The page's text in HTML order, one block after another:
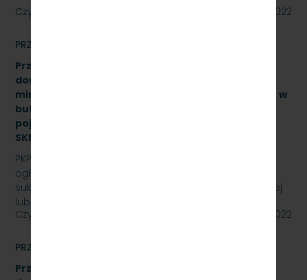
Czytaj dalej
08 sierpnia 2022
PRZETARGI
Przetarg nieograniczony na zakup i sukcesywne
dostawy naturalnej wody pitnej (źródlanej lub
mineralnej – nisko lub średnio zmineralizowanej), w
butelkach bezzwrotnych, plastikowych, o
pojemności 0,5 l., 1,5 l. – gazowanej i niega., znak:
SKMMU.086.47.22.
PKP SZYBKA KOLEJ MIEJSKA W TRÓJMIEŚCIE Sp. z o.o.
ogłasza przetarg nieograniczony na zakup i
sukcesywne dostawy naturalnej wody pitnej (źródlanej
lub…
Czytaj dalej
29 lipca 2022
PRZETARGI
Przetarg nieograniczony na zakup i sukcesywne